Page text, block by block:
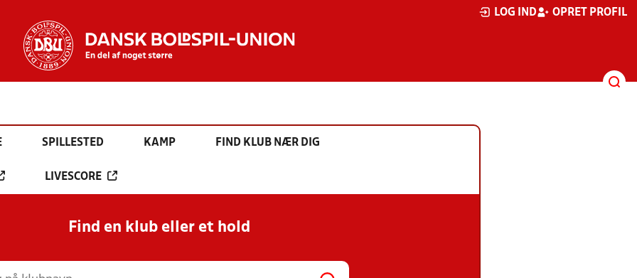
LOG IND OPRET PROFIL
SPILLESTED KAMP FIND KLUB NÆR DIG
LIVESCORE
Find en klub eller et hold